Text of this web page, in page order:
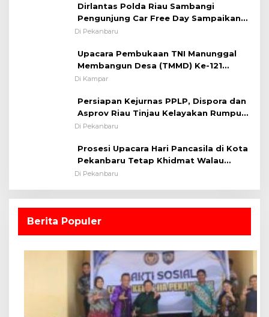
Pentingnya Memelihara dan Menjaga
Situasi Kondusif
Dirlantas Polda Riau Sambangi
Pengunjung Car Free Day Sampaikan
Pesan Edukasi Kamtibmas &
Di Pekanbaru
Upacara Pembukaan TNI Manunggal
Membangun Desa (TMMD) Ke-121
Kodim 0313/KPR Tahun 2024) ?
Di Kampar
Persiapan Kejurnas PPLP, Dispora dan
Asprov Riau Tinjau Kelayakan Rumput
Lapangan Sepakbola
Di Pekanbaru
Prosesi Upacara Hari Pancasila di Kota
Pekanbaru Tetap Khidmat Walau
Dalam Ruangan
Di Pekanbaru
Berita Populer